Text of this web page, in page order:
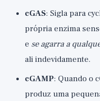
cGAS: Sigla para
própria enzima
e se agarra a
ali indevidamente.
cGAMP: Quando o
produz uma